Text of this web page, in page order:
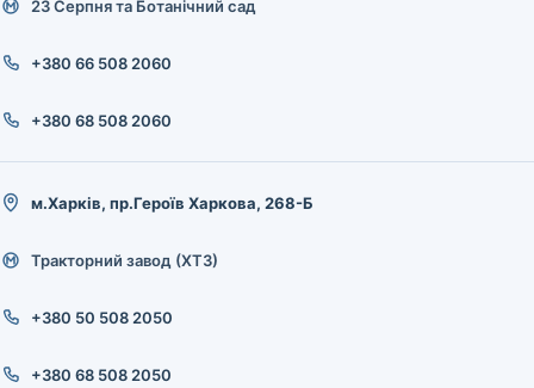
23 Серпня та Ботанічний сад
+380 66 508 2060
+380 68 508 2060
м.Харків, пр.Героїв Харкова, 268-Б
Тракторний завод (ХТЗ)
+380 50 508 2050
+380 68 508 2050